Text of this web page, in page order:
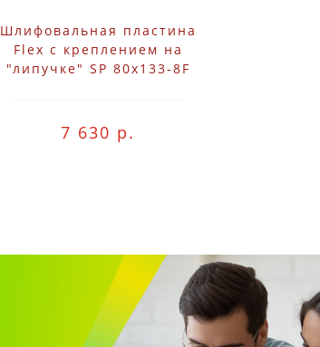
Шлифовальная пластина
Flex с креплением на
"липучке" SP 80x133-8F
7 630 р.